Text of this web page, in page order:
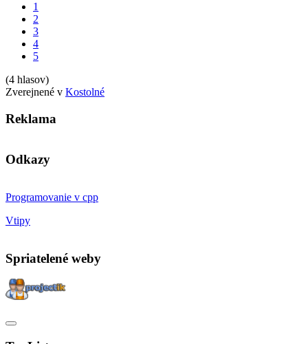
1
2
3
4
5
(4 hlasov)
Zverejnené v Kostolné
Reklama
Odkazy
Programovanie v cpp
Vtipy
Spriatelené weby